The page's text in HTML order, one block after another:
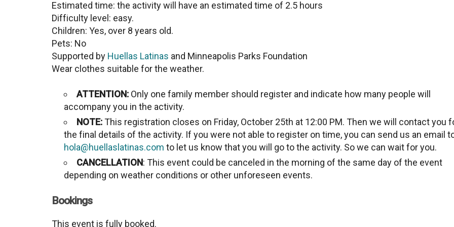
Estimated time: the activity will have an estimated time of 2.5 hours
Difficulty level: easy.
Children: Yes, over 8 years old.
Pets: No
Supported by Huellas Latinas and Minneapolis Parks Foundation
Wear clothes suitable for the weather.
ATTENTION: Only one family member should register and indicate how many people will
accompany you in the activity.
NOTE:This registration closes on Friday, October 25th at 12:00 PM. Then we will contact you
the final details of the activity. If you were not able to register on time, you can send us an email
hola@huellaslatinas.com to let us know that you will go to the activity. So we can wait for you.
CANCELLATION: This event could be canceled in the morning of the same day of the event
depending on weather conditions or other unforeseen events.
Bookings
This event is fully booked.